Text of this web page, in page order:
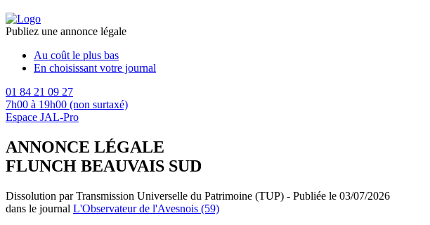
Publiez une annonce légale
Au coût le plus bas
En choisissant votre journal
01 84 21 09 27
7h00 à 19h00 (non surtaxé)
Espace JAL-Pro
ANNONCE LÉGALE
FLUNCH BEAUVAIS SUD
Dissolution par Transmission Universelle du Patrimoine (TUP) - Publiée le 03/07/2026
dans le journal L'Observateur de l'Avesnois (59)